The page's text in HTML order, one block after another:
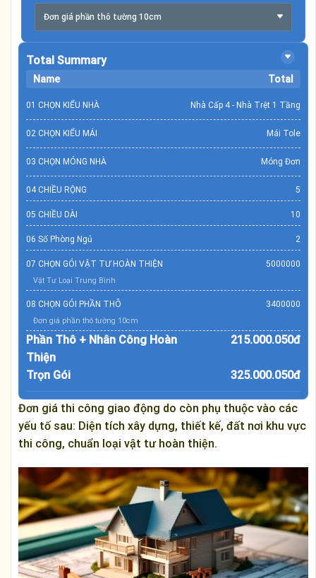
Đơn giá phần thô tường 10cm
Total Summary
Name Total
01 CHỌN KIỂU NHÀ Nhà Cấp 4 - Nhà Trệt 1 Tầng
02 CHỌN KIỂU MÁI Mái Tole
03 CHỌN MÓNG NHÀ Móng Đơn
04 CHIỀU RỘNG 5
05 CHIỀU DÀI 10
06 Số Phòng Ngủ 2
07 CHỌN GÓI VẬT TƯ HOÀN THIỆN
Vật Tư Loại Trung Bình
5000000
08 CHỌN GÓI PHẦN THÔ
Đơn giá phần thô tường 10cm
3400000
Phần Thô + Nhân Công Hoàn
Thiện
215.000.050đ
Trọn Gói 325.000.050đ
Đơn giá thi công giao động do còn phụ thuộc vào các
yếu tố sau: Diện tích xây dựng, thiết kế, đất nơi khu vực
thi công, chuẩn loại vật tư hoàn thiện.